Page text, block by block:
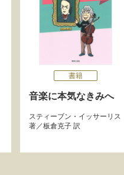
書籍
音楽に本気なきみへ
スティーブン・イッサーリス
著／板倉克子 訳